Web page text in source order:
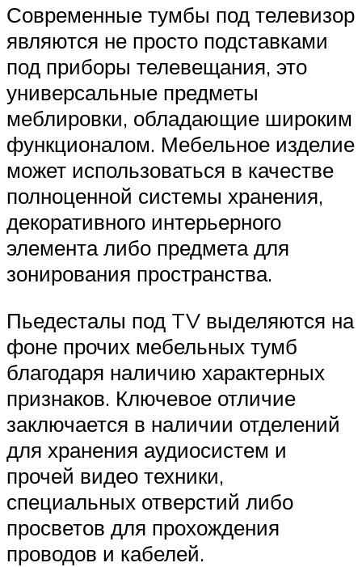
Современные тумбы под телевизор
являются не просто подставками
под приборы телевещания, это
универсальные предметы
меблировки, обладающие широким
функционалом. Мебельное изделие
может использоваться в качестве
полноценной системы хранения,
декоративного интерьерного
элемента либо предмета для
зонирования пространства.
Пьедесталы под TV выделяются на
фоне прочих мебельных тумб
благодаря наличию характерных
признаков. Ключевое отличие
заключается в наличии отделений
для хранения аудиосистем и
прочей видео техники,
специальных отверстий либо
просветов для прохождения
проводов и кабелей.